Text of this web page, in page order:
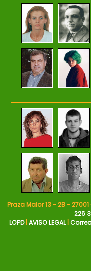
Praza Maior 13 - 2B - 27001
226
LOPD| AVISO LEGAL|